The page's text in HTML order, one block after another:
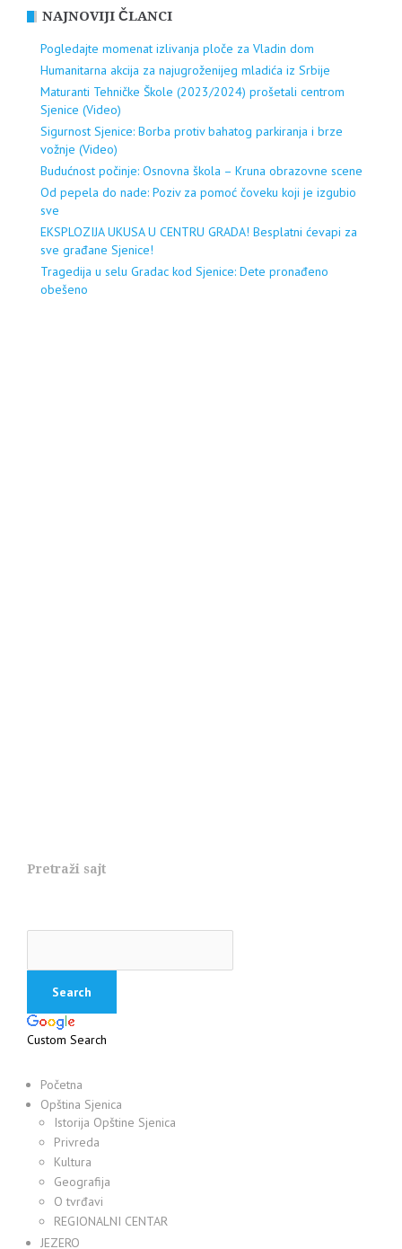
NAJNOVIJI ČLANCI
Pogledajte momenat izlivanja ploče za Vladin dom
Humanitarna akcija za najugroženijeg mladića iz Srbije
Maturanti Tehničke Škole (2023/2024) prošetali centrom
Sjenice (Video)
Sigurnost Sjenice: Borba protiv bahatog parkiranja i brze
vožnje (Video)
Budućnost počinje: Osnovna škola – Kruna obrazovne scene
Od pepela do nade: Poziv za pomoć čoveku koji je izgubio
sve
EKSPLOZIJA UKUSA U CENTRU GRADA! Besplatni ćevapi za
sve građane Sjenice!
Tragedija u selu Gradac kod Sjenice: Dete pronađeno
obešeno
Pretraži sajt
Custom Search
Početna
Opština Sjenica
Istorija Opštine Sjenica
Privreda
Kultura
Geografija
O tvrđavi
REGIONALNI CENTAR
JEZERO